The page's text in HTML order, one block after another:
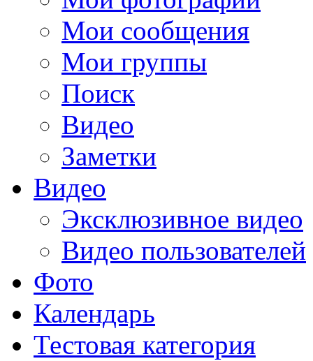
Мои сообщения
Мои группы
Поиск
Видео
Заметки
Видео
Эксклюзивное видео
Видео пользователей
Фото
Календарь
Тестовая категория